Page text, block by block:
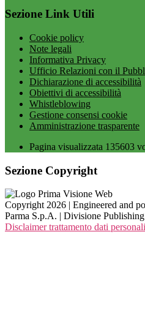
Sezione Link Utili
Cookie policy
Note legali
Informativa Privacy
Ufficio Relazioni con il
Dichiarazione di accessibilità
Obiettivi di accessibilità
Whistleblowing
Gestione consensi cookie
Amministrazione trasparente
Pagina visualizzata 135603
Sezione Copyright
Copyright 2026 | Engineered and
Parma S.p.A. | Divisione
Disclaimer trattamento dati personali